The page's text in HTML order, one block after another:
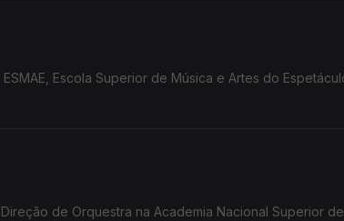
Escola Superior de Música e Artes do
de Orquestra na Academia Nacional Superior de